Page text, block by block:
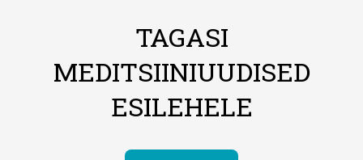
TAGASI
MEDITSIINIUUDISED
ESILEHELE